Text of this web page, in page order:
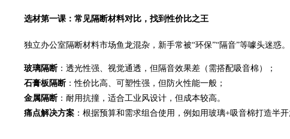
选材第一课：常见隔断材料对比，找到性价比之王
独立办公室隔断材料市场鱼龙混杂，新手常被“环保”“隔音”等噱头迷惑
玻璃隔断 ：透光性强、视觉通透，但隔音效果差（需搭配吸音棉）；
石膏板隔断 ：性价比高、可塑性强，但防火性能一般；
金属隔断 ：耐用抗撞，适合工业风设计，但成本较高。
痛点解决方案 ：根据预算和需求组合使用，例如用玻璃+吸音棉打造半